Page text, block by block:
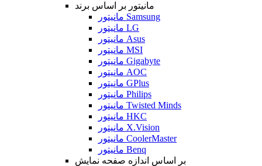
مانیتور بر اساس برند
مانیتور Samsung
مانیتور LG
مانیتور Asus
مانیتور MSI
مانیتور Gigabyte
مانیتور AOC
مانیتور GPlus
مانیتور Philips
مانیتور Twisted Minds
مانیتور HKC
مانیتور X.Vision
مانیتور CoolerMaster
مانیتور Benq
بر اساس اندازه صفحه نمایش